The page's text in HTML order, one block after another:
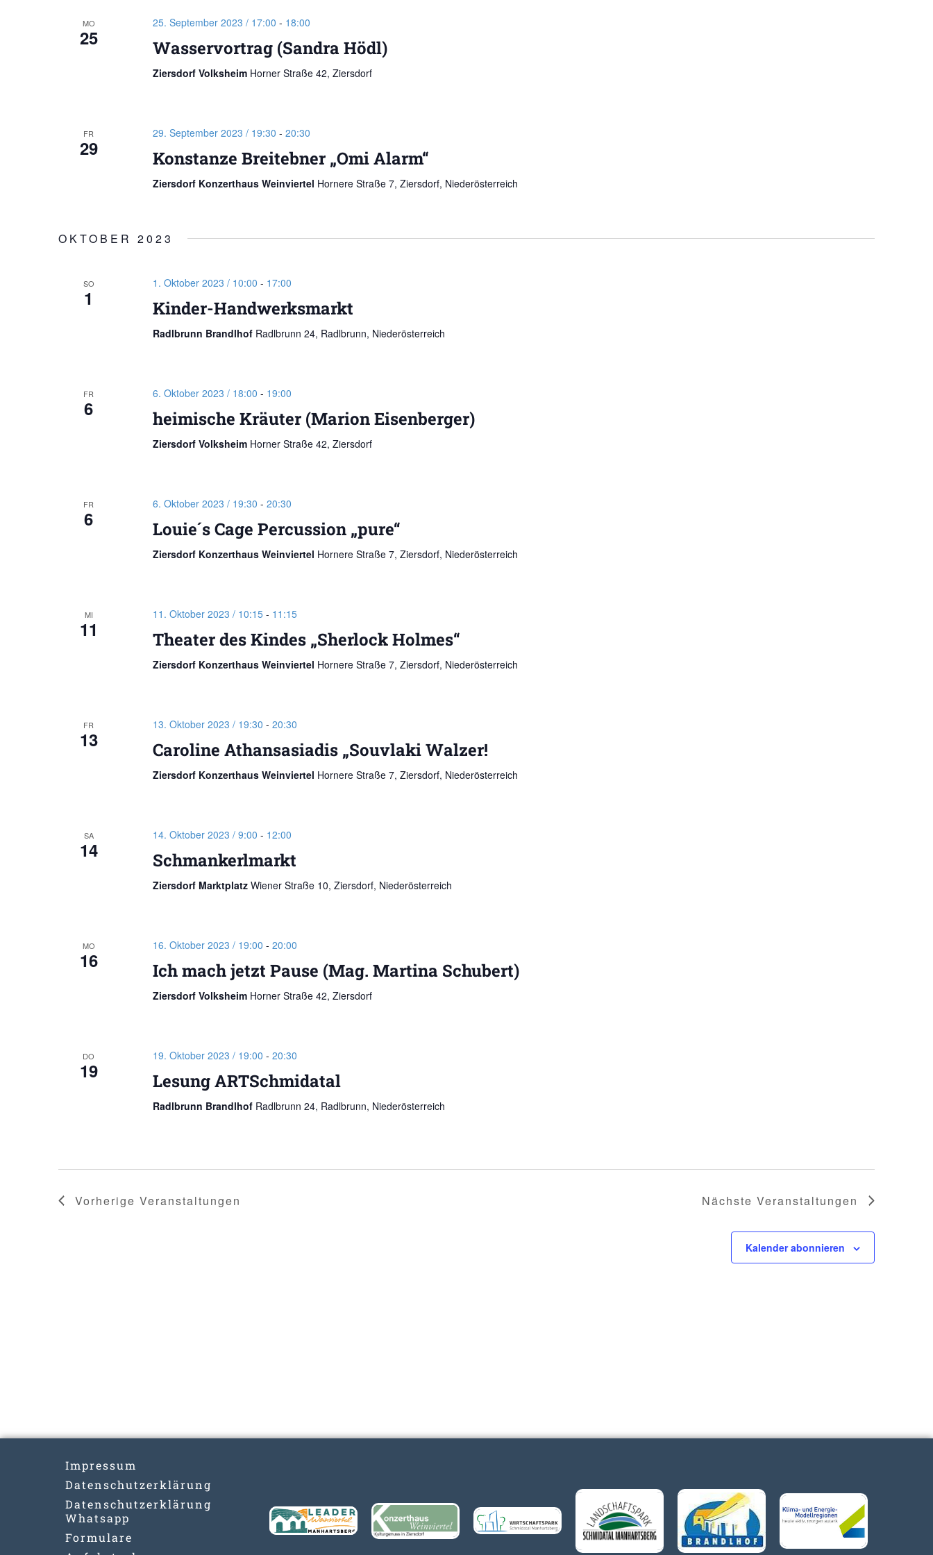
MO
25
25. September 2023 / 17:00 - 18:00
Wasservortrag (Sandra Hödl)
Ziersdorf Volksheim Horner Straße 42, Ziersdorf
FR
29
29. September 2023 / 19:30 - 20:30
Konstanze Breitebner „Omi Alarm“
Ziersdorf Konzerthaus Weinviertel Hornere Straße 7, Ziersdorf, Niederösterreich
OKTOBER 2023
SO
1
1. Oktober 2023 / 10:00 - 17:00
Kinder-Handwerksmarkt
Radlbrunn Brandlhof Radlbrunn 24, Radlbrunn, Niederösterreich
FR
6
6. Oktober 2023 / 18:00 - 19:00
heimische Kräuter (Marion Eisenberger)
Ziersdorf Volksheim Horner Straße 42, Ziersdorf
FR
6
6. Oktober 2023 / 19:30 - 20:30
Louie´s Cage Percussion „pure“
Ziersdorf Konzerthaus Weinviertel Hornere Straße 7, Ziersdorf, Niederösterreich
MI
11
11. Oktober 2023 / 10:15- 11:15
Theater des Kindes „Sherlock Holmes“
Ziersdorf Konzerthaus Weinviertel Hornere Straße 7, Ziersdorf, Niederösterreich
FR
13
13. Oktober 2023 / 19:30 - 20:30
Caroline Athansasiadis „Souvlaki Walzer!
Ziersdorf Konzerthaus Weinviertel Hornere Straße 7, Ziersdorf, Niederösterreich
SA
14
14. Oktober 2023 / 9:00 - 12:00
Schmankerlmarkt
Ziersdorf Marktplatz Wiener Straße 10, Ziersdorf, Niederösterreich
MO
16
16. Oktober 2023 / 19:00 - 20:00
Ich mach jetzt Pause (Mag. Martina Schubert)
Ziersdorf Volksheim Horner Straße 42, Ziersdorf
DO
19
19. Oktober 2023 / 19:00 - 20:30
Lesung ARTSchmidatal
Radlbrunn Brandlhof Radlbrunn 24, Radlbrunn, Niederösterreich
Vorherige Veranstaltungen Nächste Veranstaltungen
Kalender abonnieren
Impressum
Datenschutzerklärung
Datenschutzerklärung
Whatsapp
Formulare